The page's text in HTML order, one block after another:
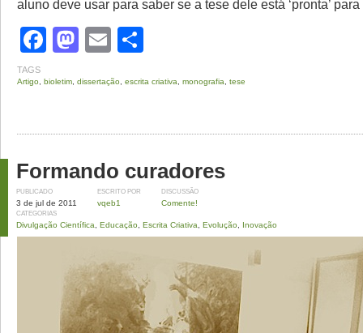
aluno deve usar para saber se a tese dele está ‘pronta’
Facebook
Mastodon
Email
TAGS
Artigo bioletim dissertação escrita criativa monografia tese
Formando curadores
PUBLICADO
3 de jul de 2011
ESCRITO POR
vqeb1
DISCUSSÃO
Comente!
CATEGORIAS
Divulgação Científica Educação Escrita Criativa Evolução Inovação